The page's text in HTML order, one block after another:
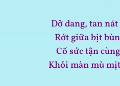
Dở dang, tan
Rớt giữa bịt
Cố sức tận
Khỏi màn mù